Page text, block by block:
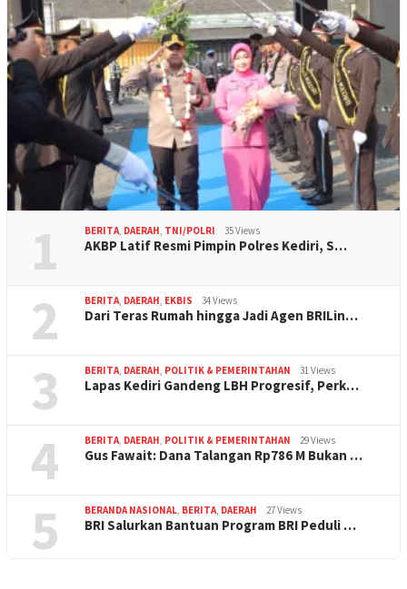
1 BERITA, DAERAH, TNI/POLRI 35 Views
AKBP Latif Resmi Pimpin Polres Kediri, S…
2 BERITA, DAERAH, EKBIS 34 Views
Dari Teras Rumah hingga Jadi Agen BRILin…
3 BERITA, DAERAH, POLITIK & PEMERINTAHAN 31 Views
Lapas Kediri Gandeng LBH Progresif, Perk…
4 BERITA, DAERAH, POLITIK & PEMERINTAHAN 29 Views
Gus Fawait: Dana Talangan Rp786 M Bukan …
5 BERANDA NASIONAL, BERITA, DAERAH 27 Views
BRI Salurkan Bantuan Program BRI Peduli …